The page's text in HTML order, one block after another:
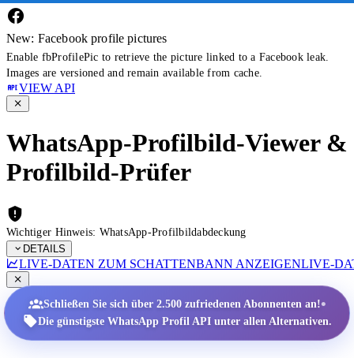
New: Facebook profile pictures
Enable fbProfilePic to retrieve the picture linked to a Facebook leak.
Images are versioned and remain available from cache.
VIEW API
WhatsApp-Profilbild-Viewer &
Profilbild-Prüfer
Wichtiger Hinweis: WhatsApp-Profilbildabdeckung
DETAILS
LIVE-DATEN ZUM SCHATTENBANN ANZEIGENLIVE-
Schließen Sie sich über 2.500 zufriedenen Abonnenten an!•
Die günstigste WhatsApp Profil API unter allen Alternativen.